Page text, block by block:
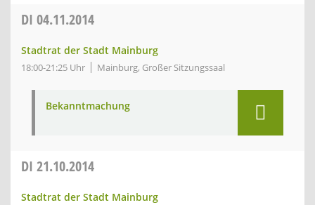
DI 04.11.2014
Stadtrat der Stadt Mainburg
18:00-21:25 Uhr Mainburg, Großer Sitzungssaal
Bekanntmachung
DI 21.10.2014
Stadtrat der Stadt Mainburg